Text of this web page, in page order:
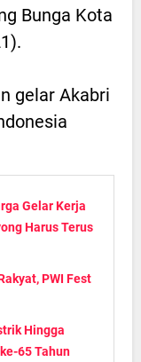
Bunga Kota
gelar Akabri
Gelar Kerja
Harus Terus
PWI Fest
Hingga
65 Tahun